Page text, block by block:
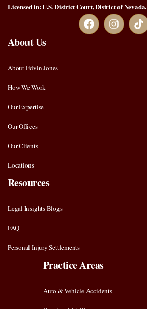
Licensed in: U.S. District Court, District of Nevada.
About Us
About Edvin Jones
How We Work
Our Expertise
Our Offices
Our Clients
Locations
Resources
Legal Insights Blogs
FAQ
Personal Injury Settlements
Practice Areas
Auto & Vehicle Accidents